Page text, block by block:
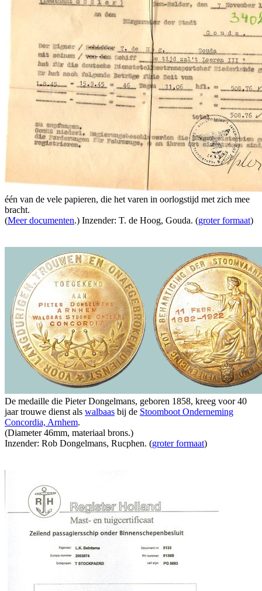
één van de vele papieren, die het varen in oorlogstijd met zich mee
bracht.
(Meer documenten.) Inzender: T. de Hoog, Gouda. (groter formaat)
De medaille die Pieter Dongelmans, geboren 1858, kreeg voor 40
jaar trouwe dienst als walbaas bij de Stoomboot Onderneming
Concordia, Arnhem.
(Diameter 46mm, materiaal brons.)
Inzender: Rob Dongelmans, Rucphen. (groter formaat)